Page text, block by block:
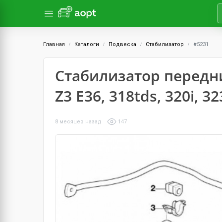
Главная Каталоги Подвеска Стабилизатор #5231
Стабилизатор
Z3 E36, 318tds, 320i,
8 месяцев назад 147